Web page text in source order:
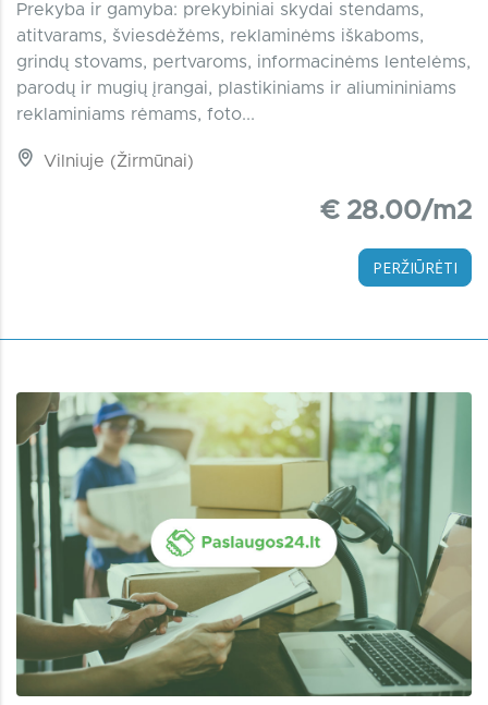
Prekyba ir gamyba: prekybiniai skydai stendams,
atitvarams, šviesdėžėms, reklaminėms iškaboms,
grindų stovams, pertvaroms, informacinėms lentelėms,
parodų ir mugių įrangai, plastikiniams ir aliumininiams
reklaminiams rėmams, foto...
Vilniuje (Žirmūnai)
€ 28.00/m2
PERŽIŪRĖTI